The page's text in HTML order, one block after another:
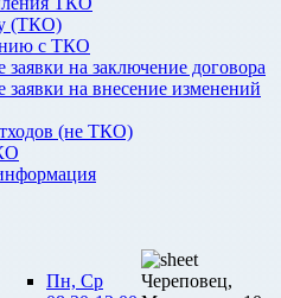
(ТКО)
с ТКО
на заключение договора
на внесение изменений
(не ТКО)
Пн, Ср
Череповец,